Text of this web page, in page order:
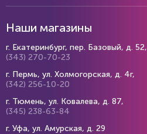
Наши магазины
г. Екатеринбург, пер. Базовый, д. 52,
(343) 270-70-23
г. Пермь, ул. Холмогорская, д. 4г,
(342) 256-10-20
г. Тюмень, ул. Ковалева, д. 87,
(345) 238-63-84
г. Уфа, ул. Амурская, д. 29